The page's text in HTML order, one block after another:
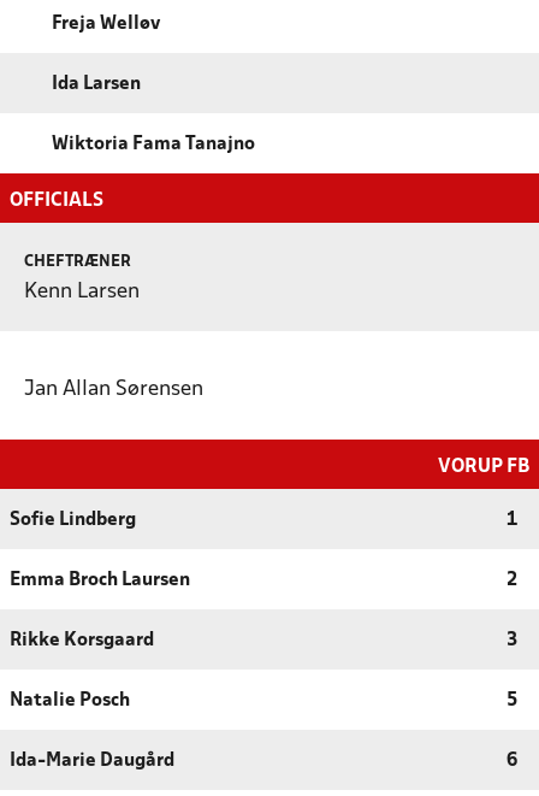
Freja Welløv
Ida Larsen
Wiktoria Fama Tanajno
OFFICIALS
CHEFTRÆNER
Kenn Larsen
Jan Allan Sørensen
VORUP FB
Sofie Lindberg 1
Emma Broch Laursen 2
Rikke Korsgaard 3
Natalie Posch 5
Ida-Marie Daugård 6